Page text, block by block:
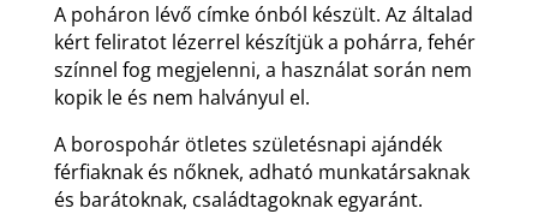
A poháron lévő címke ónból készült. Az általad
kért feliratot lézerrel készítjük a pohárra, fehér
színnel fog megjelenni, a használat során nem
kopik le és nem halványul el.
A borospohár ötletes születésnapi ajándék
férfiaknak és nőknek, adható munkatársaknak
és barátoknak, családtagoknak egyaránt.